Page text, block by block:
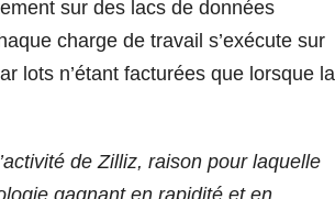
sur des lacs de données
charge de travail s’exécute sur
lots n’étant facturées que lorsque la
de Zilliz, raison pour laquelle
gagnant en rapidité et en